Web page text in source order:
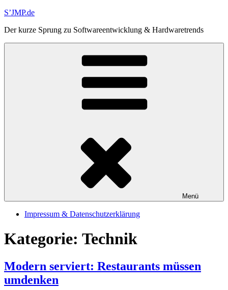
Zum
springen
S’JMP.de
Der kurze Sprung zu Softwareentwicklung & Hardwaretrends
Menü
Impressum & Datenschutzerklärung
Kategorie: Technik
Modern serviert: Restaurants müssen
umdenken